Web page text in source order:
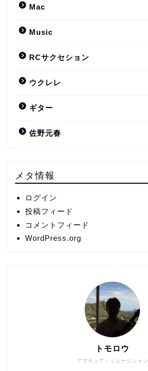
Mac
Music
RCサクセション
ウクレレ
ギター
佐野元春
メタ情報
ログイン
投稿フィード
コメントフィード
WordPress.org
アマチュア・ミュージシャン
トモロウ